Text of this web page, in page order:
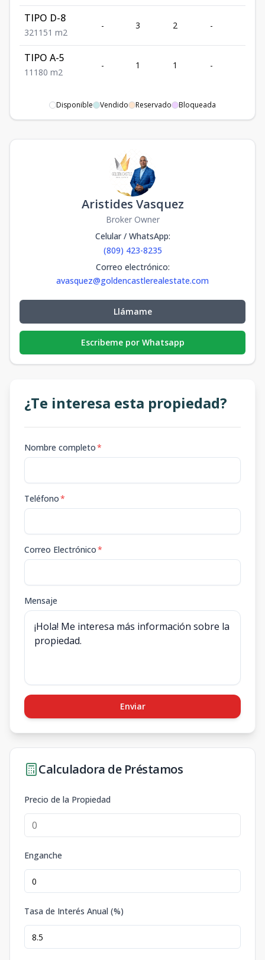
TIPO D-8
321 151 m2
- 3 2 -
TIPO A-5
1 1 1 80 m2
- 1 1 -
Disponible Vendido Reservado Bloqueada
Aristides Vasquez
Broker Owner
Celular / WhatsApp:
(809) 423-8235
Correo electrónico:
avasquez@goldencastlerealestate.com
Llámame
Escribeme por Whatsapp
¿Te interesa esta propiedad?
Nombre completo*
Teléfono*
Correo Electrónico*
Mensaje
Enviar
Calculadora de Préstamos
Precio de la Propiedad
Enganche
Tasa de Interés Anual (%)